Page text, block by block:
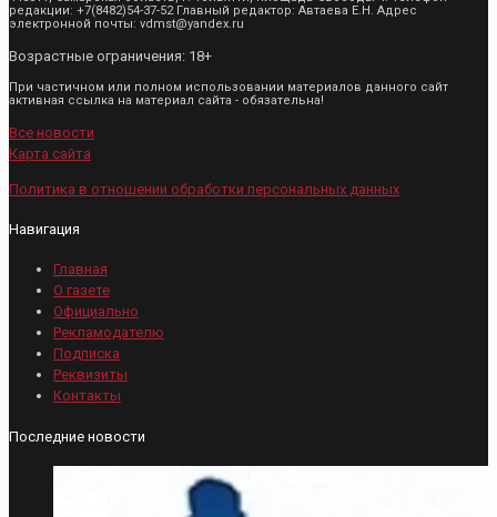
редакции: +7(8482)54-37-52 Главный редактор: Автаева Е.Н. Адрес
электронной почты: vdmst@yandex.ru
Возрастные ограничения: 18+
При частичном или полном использовании материалов данного сайт
активная ссылка на материал сайта - обязательна!
Все новости
Карта сайта
Политика в отношении обработки персональных данных
Навигация
Главная
О газете
Официально
Рекламодателю
Подписка
Реквизиты
Контакты
Последние новости